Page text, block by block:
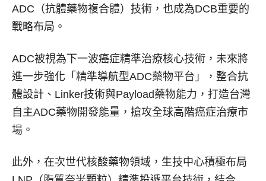
ADC（抗體藥物複合體）技術，也成為DCB重要的
戰略布局。
ADC被視為下一波癌症精準治療核心技術，未來將
進一步強化「精準導航型ADC藥物平台」，整合抗
體設計、Linker技術與Payload藥物能力，打造台灣
自主ADC藥物開發能量，搶攻全球高階癌症治療市
場。
此外，在次世代核酸藥物領域，生技中心積極布局